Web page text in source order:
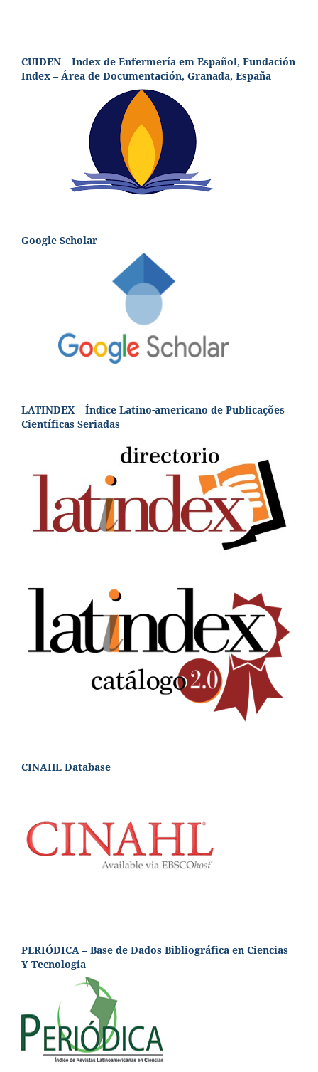
CUIDEN – Index de Enfermería em Español, Fundación
Index – Área de Documentación, Granada, España
Google Scholar
LATINDEX – Índice Latino-americano de Publicações
Científicas Seriadas
CINAHL Database
PERIÓDICA – Base de Dados Bibliográfica en Ciencias
Y Tecnología